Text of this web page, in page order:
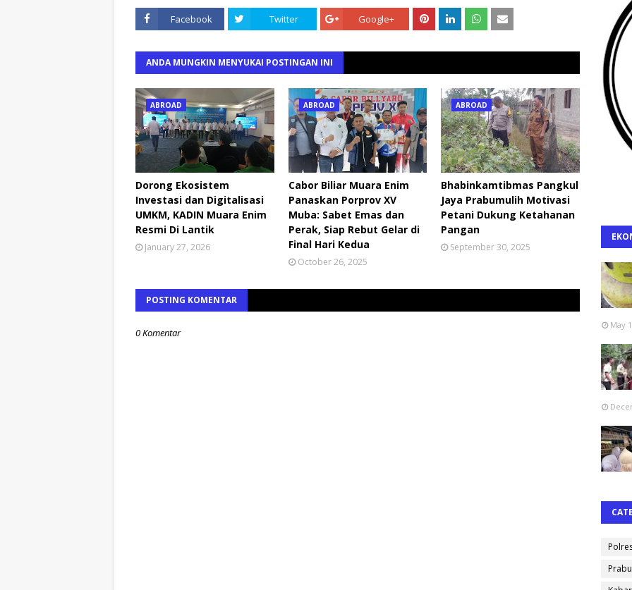
Facebook Twitter Google+
ANDA MUNGKIN MENYUKAI POSTINGAN INI
ABROAD
Dorong Ekosistem
Investasi dan Digitalisasi
UMKM, KADIN Muara Enim
Resmi Di Lantik
January 27, 2026
ABROAD
Cabor Biliar Muara Enim
Panaskan Porprov XV
Muba: Sabet Emas dan
Perak, Siap Rebut Gelar di
Final Hari Kedua
October 26, 2025
ABROAD
Bhabinkamtibmas Pangkul
Jaya Prabumulih Motivasi
Petani Dukung Ketahanan
Pangan
September 30, 2025
POSTING KOMENTAR
0 Komentar
May